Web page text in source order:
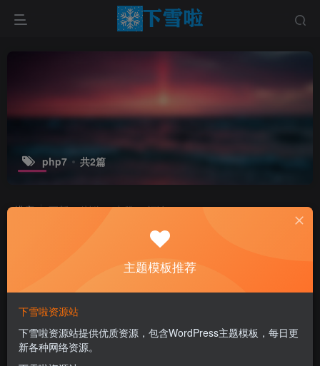
php7 共2篇
排序 更新 浏览 点赞 评论
在Debian11上安装PHP
7.1/7.2/7.3/7.4
LNMP1.6安装多版本php 实现
主题模板推荐
下雪啦资源站
下雪啦资源站提供优质资源，包含WordPress主题模板，每日更
新各种网络资源。